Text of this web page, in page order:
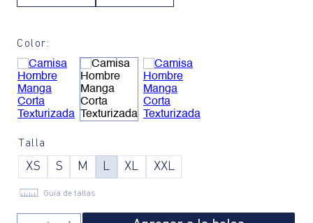
Color:
Talla
XS S M L XL XXL
Guía de tallas